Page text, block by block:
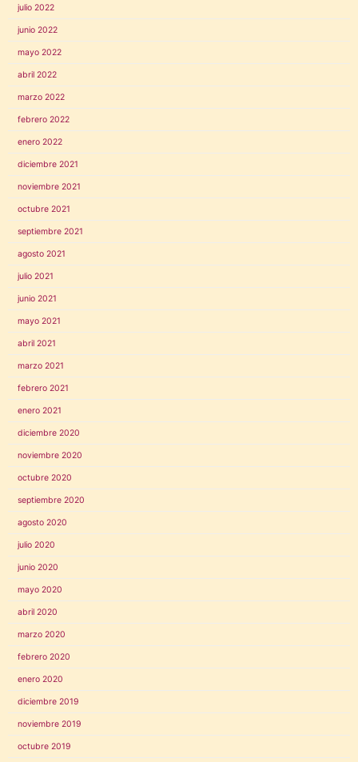
julio 2022
junio 2022
mayo 2022
abril 2022
marzo 2022
febrero 2022
enero 2022
diciembre 2021
noviembre 2021
octubre 2021
septiembre 2021
agosto 2021
julio 2021
junio 2021
mayo 2021
abril 2021
marzo 2021
febrero 2021
enero 2021
diciembre 2020
noviembre 2020
octubre 2020
septiembre 2020
agosto 2020
julio 2020
junio 2020
mayo 2020
abril 2020
marzo 2020
febrero 2020
enero 2020
diciembre 2019
noviembre 2019
octubre 2019